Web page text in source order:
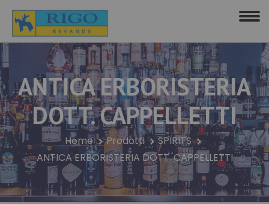
ANTICA ERBORISTERIA
DOTT. CAPPELLETTI
Home Prodotti
SPIRITS
ANTICA ERBORISTERIA DOTT. CAPPELLETTI